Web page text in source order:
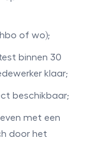
of wo);
binnen 30
klaar;
beschikbaar;
met een
door het